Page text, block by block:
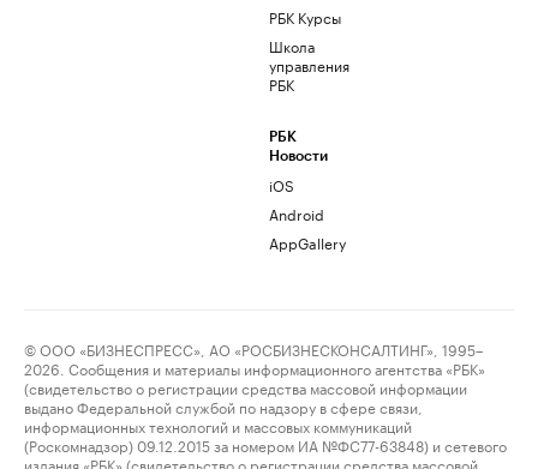
РБК Курсы
Школа
управления
РБК
РБК
Новости
iOS
Android
AppGallery
© ООО «БИЗНЕСПРЕСС», АО «РОСБИЗНЕСКОНСАЛТИНГ», 1995–
2026. Сообщения и материалы информационного агентства «РБК»
(свидетельство о регистрации средства массовой информации
выдано Федеральной службой по надзору в сфере связи,
информационных технологий и массовых коммуникаций
(Роскомнадзор) 09.12.2015 за номером ИА №ФС77-63848) и сетевого
издания «РБК» (свидетельство о регистрации средства массовой